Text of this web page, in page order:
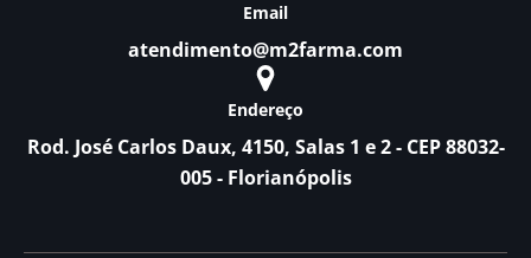
Email
atendimento@m2farma.com
Endereço
Rod. José Carlos Daux, 4150, Salas 1 e 2 - CEP 88032-
005 - Florianópolis